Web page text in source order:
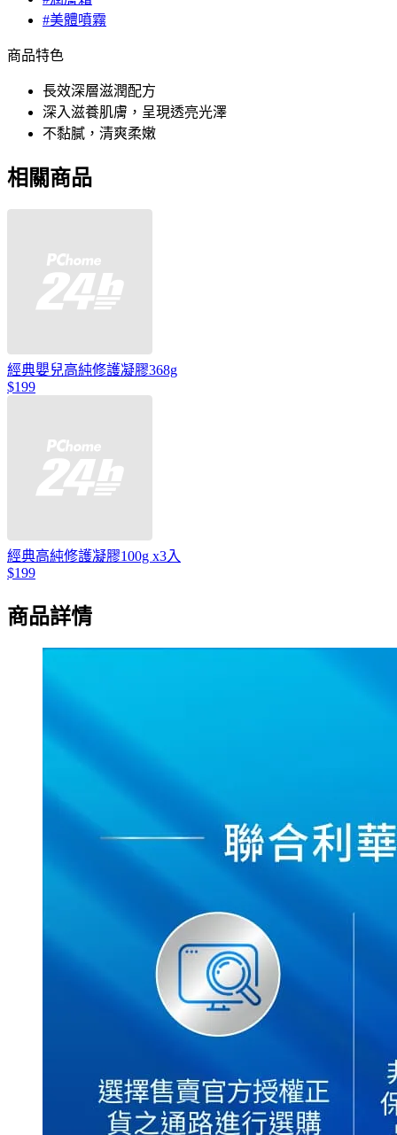
#美體噴霧
商品特色
長效深層滋潤配方
深入滋養肌膚，呈現透亮光澤
不黏膩，清爽柔嫩
相關商品
經典嬰兒高純修護凝膠368g
$199
經典高純修護凝膠100g x3入
$199
商品詳情